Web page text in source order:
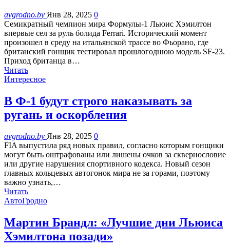
avgrodno.by Янв 28, 2025 0
Семикратный чемпион мира Формулы-1 Льюис Хэмилтон
впервые сел за руль болида Ferrari. Исторический момент
произошел в среду на итальянской трассе во Фьорано, где
британский гонщик тестировал прошлогоднюю модель SF-23.
Приход британца в…
Читать
Интересное
В Ф-1 будут строго наказывать за
ругань и оскорбления
avgrodno.by Янв 28, 2025 0
FIA выпустила ряд новых правил, согласно которым гонщики
могут быть оштрафованы или лишены очков за сквернословие
или другие нарушения спортивного кодекса. Новый сезон
главных кольцевых автогонок мира не за горами, поэтому
важно узнать,…
Читать
АвтоГродно
Мартин Брандл: «Лучшие дни Льюиса
Хэмилтона позади»